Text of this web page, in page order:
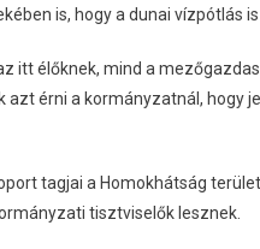
is, hogy a dunai vízpótlás
itt élőknek, mind a
azt érni a kormányzatnál, hogy
tagjai a Homokhátság
tisztviselők lesznek.